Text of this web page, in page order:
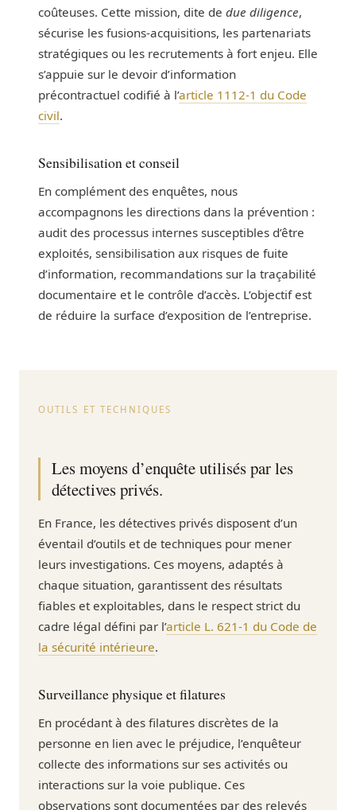
coûteuses. Cette mission, dite de due diligence,
sécurise les fusions-acquisitions, les partenariats
stratégiques ou les recrutements à fort enjeu. Elle
s’appuie sur le devoir d’information
précontractuel codifié à l’article 1112-1 du Code
civil.
Sensibilisation et conseil
En complément des enquêtes, nous
accompagnons les directions dans la prévention :
audit des processus internes susceptibles d’être
exploités, sensibilisation aux risques de fuite
d’information, recommandations sur la traçabilité
documentaire et le contrôle d’accès. L’objectif est
de réduire la surface d’exposition de l’entreprise.
OUTILS ET TECHNIQUES
Les moyens d’enquête utilisés par les
détectives privés.
En France, les détectives privés disposent d’un
éventail d’outils et de techniques pour mener
leurs investigations. Ces moyens, adaptés à
chaque situation, garantissent des résultats
fiables et exploitables, dans le respect strict du
cadre légal défini par l’article L. 621-1 du Code de
la sécurité intérieure.
Surveillance physique et filatures
En procédant à des filatures discrètes de la
personne en lien avec le préjudice, l’enquêteur
collecte des informations sur ses activités ou
interactions sur la voie publique. Ces
observations sont documentées par des relevés